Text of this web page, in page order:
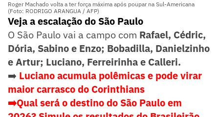
Roger Machado volta a ter força máxima após poupar na Sul-Americana
(Foto: RODRIGO ARANGUA / AFP)
Veja a escalação do São Paulo
O São Paulo vai a campo com Rafael, Cédric,
Dória, Sabino e Enzo; Bobadilla, Danielzinho
e Artur; Luciano, Ferreirinha e Calleri.
➡️ Luciano acumula polêmicas e pode virar
maior carrasco do Corinthians
➡️Qual será o destino do São Paulo em